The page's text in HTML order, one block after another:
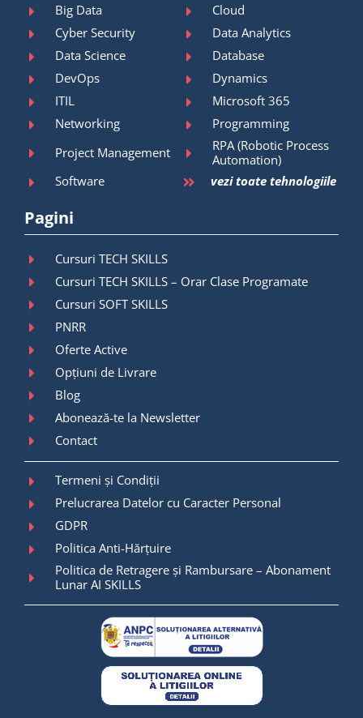
Big Data
Cloud
Cyber Security
Data Analytics
Data Science
Database
DevOps
Dynamics
ITIL
Microsoft 365
Networking
Programming
Project Management
RPA (Robotic Process
Automation)
Software
vezi toate tehnologiile
Pagini
Cursuri TECH SKILLS
Cursuri TECH SKILLS – Orar Clase Programate
Cursuri SOFT SKILLS
PNRR
Oferte Active
Opțiuni de Livrare
Blog
Abonează-te la Newsletter
Contact
Termeni și Condiții
Prelucrarea Datelor cu Caracter Personal
GDPR
Politica Anti-Hărțuire
Politica de Retragere și Rambursare – Abonament
Lunar AI SKILLS